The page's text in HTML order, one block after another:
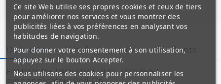
Description Détails du produit Avis clients
EXTRAIT DE PARFUM FRUIT D'ORIENT
avec applicateur Roll-On
Ce site Web utilise ses propres cookies et ceux de tiers
pour améliorer nos services et vous montrer des
publicités liées à vos préférences en analysant vos
habitudes de navigation.
Pour donner votre consentement à son utilisation,
appuyez sur le bouton Accepter.
Nous utilisons des cookies pour personnaliser les